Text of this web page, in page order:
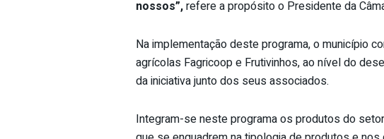
nossos”,refere a propósito o Presidente da
Na implementação deste programa, o município
agrícolas Fagricoop e Frutivinhos, ao nível do
da iniciativa junto dos seus associados.
Integram-se neste programa os produtos do